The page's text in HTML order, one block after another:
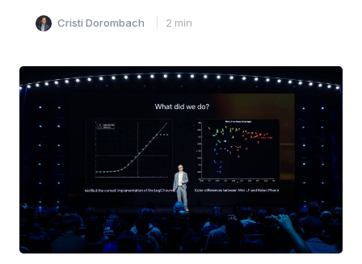
Cristi Dorombach 2 min